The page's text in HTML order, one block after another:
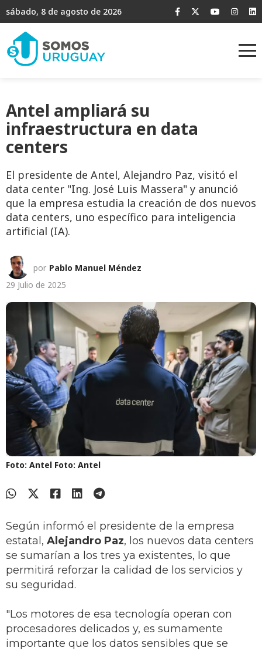
sábado, 8 de agosto de 2026
Antel ampliará su
infraestructura en data
centers
El presidente de Antel, Alejandro Paz, visitó el
data center "Ing. José Luis Massera" y anunció
que la empresa estudia la creación de dos nuevos
data centers, uno específico para inteligencia
artificial (IA).
por Pablo Manuel Méndez
29 Julio de 2025
Foto: Antel Foto: Antel
Según informó el presidente de la empresa
estatal, Alejandro Paz, los nuevos data centers
se sumarían a los tres ya existentes, lo que
permitirá reforzar la calidad de los servicios y
su seguridad.
"Los motores de esa tecnología operan con
procesadores delicados y, es sumamente
importante que los datos sensibles que se